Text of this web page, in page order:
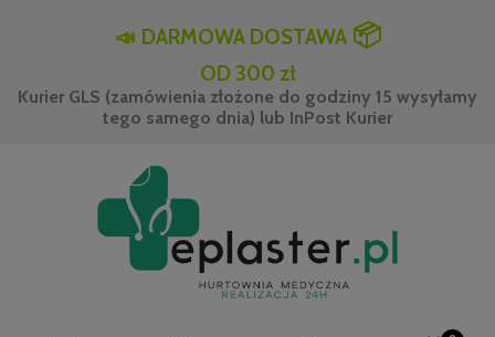
📣 DARMOWA DOSTAWA📦
OD 300 zł
Kurier GLS (zamówienia złożone do godziny 15 wysyłamy
tego samego dnia) lub InPost Kurier